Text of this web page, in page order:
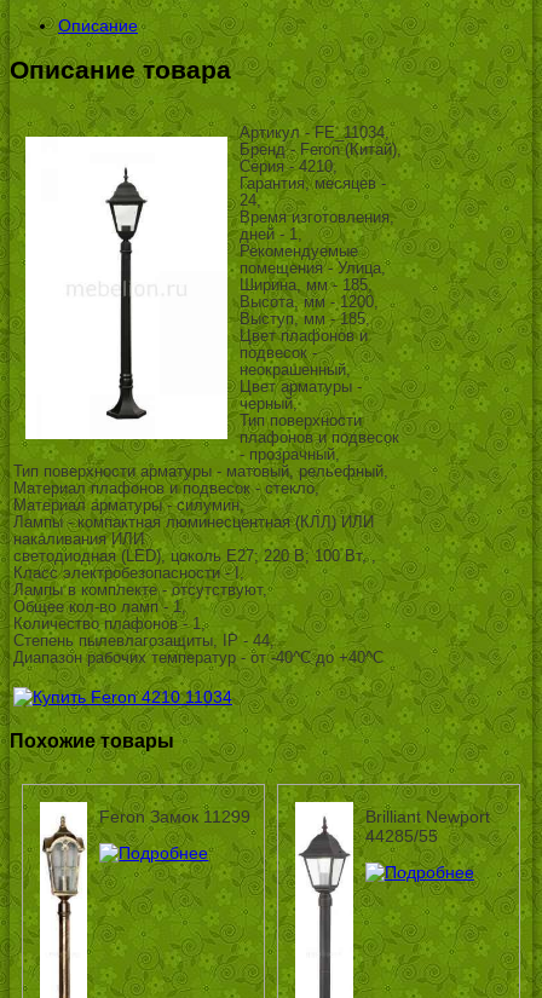
Описание
Описание товара
Артикул - FE_11034,
Бренд - Feron (Китай),
Серия - 4210,
Гарантия, месяцев -
24,
Время изготовления,
дней - 1,
Рекомендуемые
помещения - Улица,
Ширина, мм - 185,
Высота, мм - 1200,
Выступ, мм - 185,
Цвет плафонов и
подвесок -
неокрашенный,
Цвет арматуры -
черный,
Тип поверхности
плафонов и подвесок
- прозрачный,
Тип поверхности арматуры - матовый, рельефный,
Материал плафонов и подвесок - стекло,
Материал арматуры - силумин,
Лампы - компактная люминесцентная (КЛЛ) ИЛИ
накаливания ИЛИ
светодиодная (LED), цоколь E27; 220 В; 100 Вт, ,
Класс электробезопасности - I,
Лампы в комплекте - отсутствуют,
Общее кол-во ламп - 1,
Количество плафонов - 1,
Степень пылевлагозащиты, IP - 44,
Диапазон рабочих температур - от -40^C до +40^C
Похожие товары
Feron Замок 11299
Brilliant Newport
44285/55